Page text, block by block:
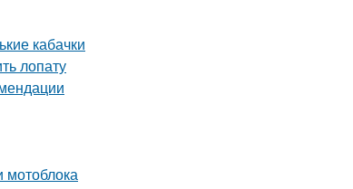
кабачки
лопату
мотоблока